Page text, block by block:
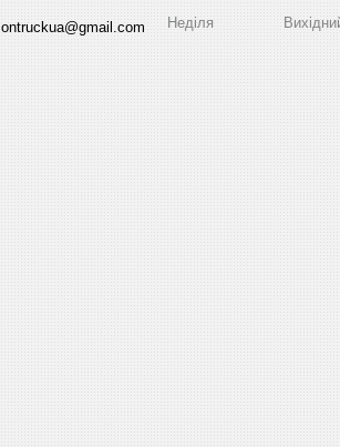
ontruckua@gmail.com
Неділя